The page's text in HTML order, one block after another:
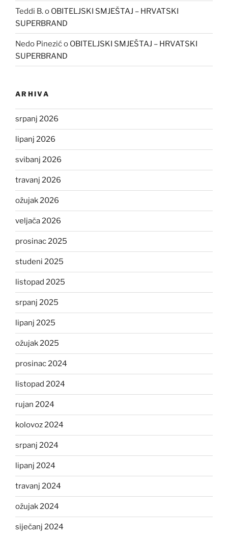
Teddi B.o OBITELJSKI SMJEŠTAJ – HRVATSKI
SUPERBRAND
Nedo Pinezićo OBITELJSKI SMJEŠTAJ – HRVATSKI
SUPERBRAND
ARHIVA
srpanj 2026
lipanj 2026
svibanj 2026
travanj 2026
ožujak 2026
veljača 2026
prosinac 2025
studeni 2025
listopad 2025
srpanj 2025
lipanj 2025
ožujak 2025
prosinac 2024
listopad 2024
rujan 2024
kolovoz 2024
srpanj 2024
lipanj 2024
travanj 2024
ožujak 2024
siječanj 2024